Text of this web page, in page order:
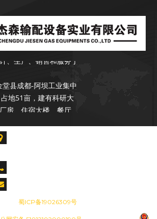
年9月，注册资本
于石油、天然气行业
、生产、销售和服务于
县成都-阿坝工业集中
地51亩，建有科研大
房、住宿大楼、餐厅、
验、试验设备300余台
套设备的能力。是中石
新疆油田、华北油田、
设有销售和服务网点。
年9月，注册资本
蜀ICP备19026309号